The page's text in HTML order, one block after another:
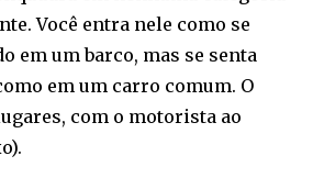
Você entra nele como se
em um barco, mas se senta
em um carro comum. O
com o motorista ao